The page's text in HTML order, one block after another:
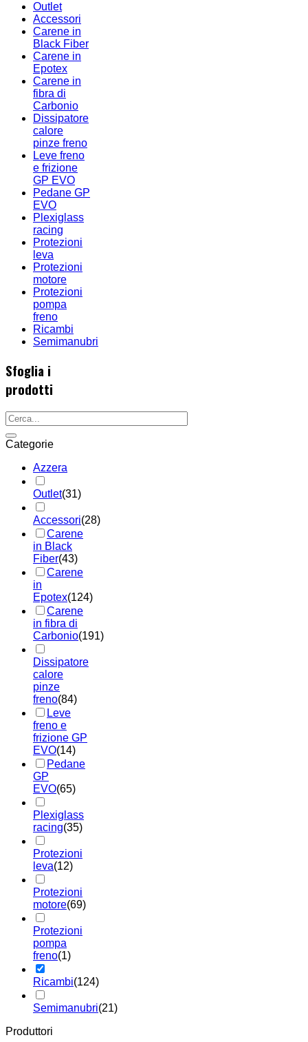
Outlet
Accessori
Carene in
Black Fiber
Carene in
Epotex
Carene in
fibra di
Carbonio
Dissipatore
calore
pinze freno
Leve freno
e frizione
GP EVO
Pedane GP
EVO
Plexiglass
racing
Protezioni
leva
Protezioni
motore
Protezioni
pompa
freno
Ricambi
Semimanubri
Sfoglia i
prodotti
Categorie
Azzera
Outlet(31)
Accessori(28)
Carene
in Black
Fiber(43)
Carene
in
Epotex(124)
Carene
in fibra di
Carbonio(191)
Dissipatore
calore
pinze
freno(84)
Leve
freno e
frizione GP
EVO(14)
Pedane
GP
EVO(65)
Plexiglass
racing(35)
Protezioni
leva(12)
Protezioni
motore(69)
Protezioni
pompa
freno(1)
Ricambi(124)
Semimanubri(21)
Produttori